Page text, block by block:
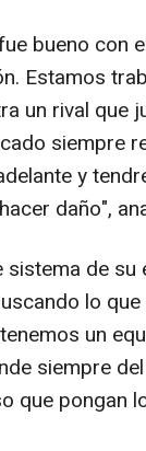
bueno con
Estamos
un rival que
siempre
y
daño",
de su
lo
un
siempre
que pongan